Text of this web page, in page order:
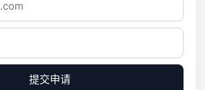
提交申请